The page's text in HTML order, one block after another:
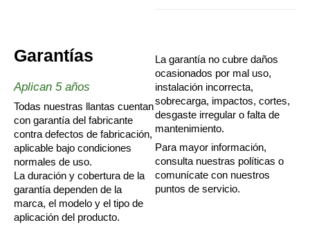
Garantías
Aplican 5 años
Todas nuestras llantas cuentan
con garantía del fabricante
contra defectos de fabricación,
aplicable bajo condiciones
normales de uso.
La duración y cobertura de la
garantía dependen de la
marca, el modelo y el tipo de
aplicación del producto.
La garantía no cubre daños
ocasionados por mal uso,
instalación incorrecta,
sobrecarga, impactos, cortes,
desgaste irregular o falta de
mantenimiento.
Para mayor información,
consulta nuestras políticas o
comunícate con nuestros
puntos de servicio.